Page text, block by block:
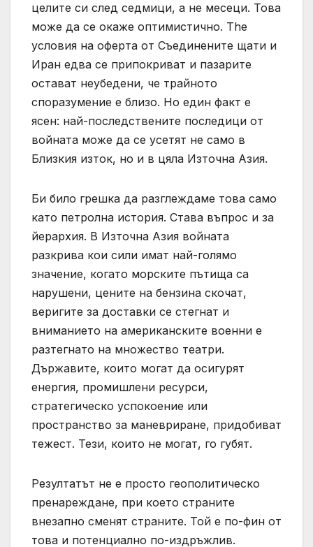
целите си след седмици, а не месеци. Това
може да се окаже оптимистично. The
условия на оферта от Съединените щати и
Иран едва се припокриват и пазарите
остават неубедени, че трайното
споразумение е близо. Но един факт е
ясен: най-последствените последици от
войната може да се усетят не само в
Близкия изток, но и в цяла Източна Азия.
Би било грешка да разглеждаме това само
като петролна история. Става въпрос и за
йерархия. В Източна Азия войната
разкрива кои сили имат най-голямо
значение, когато морските пътища са
нарушени, цените на бензина скочат,
веригите за доставки се стегнат и
вниманието на американските военни е
разтегнато на множество театри.
Държавите, които могат да осигурят
енергия, промишлени ресурси,
стратегическо успокоение или
пространство за маневриране, придобиват
тежест. Тези, които не могат, го губят.
Резултатът не е просто геополитическо
пренареждане, при което страните
внезапно сменят страните. Той е по-фин от
това и потенциално по-издръжлив.